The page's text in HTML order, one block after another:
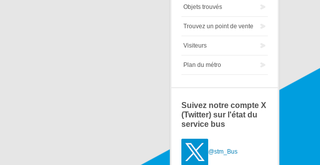
Objets trouvés
Trouvez un point de vente
Visiteurs
Plan du métro
Suivez notre compte X
(Twitter) sur l'état du
service bus
@stm_Bus